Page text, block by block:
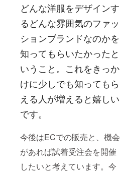
どんな洋服をデザインす
るどんな雰囲気のファッ
ションブランドなのかを
知ってもらいたかったと
いうこと。これをきっか
けに少しでも知ってもら
える人が増えると嬉しい
です。
今後はECでの販売と、機会
があれば試着受注会を開催
したいと考えています。今